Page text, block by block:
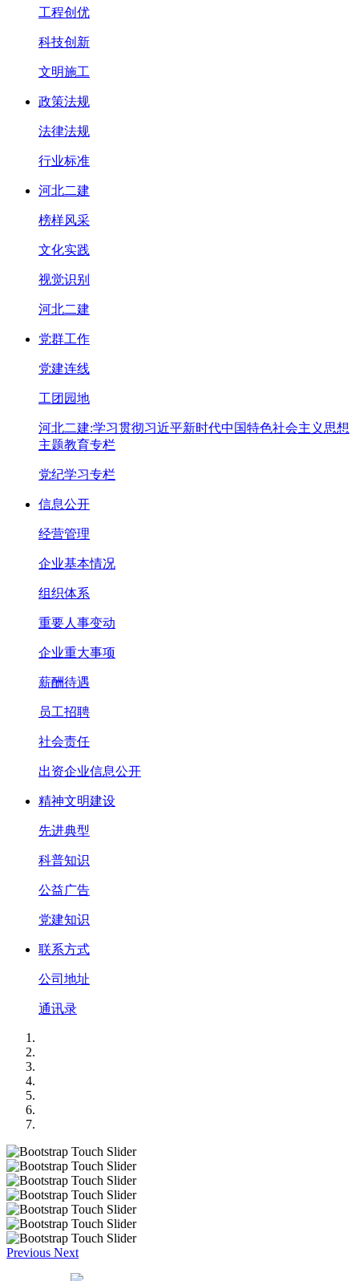
工程创优
科技创新
文明施工
政策法规
法律法规
行业标准
河北二建
榜样风采
文化实践
视觉识别
河北二建
党群工作
党建连线
工团园地
河北二建:学习贯彻习近平新时代中国特色社会主义思想
主题教育专栏
党纪学习专栏
信息公开
经营管理
企业基本情况
组织体系
重要人事变动
企业重大事项
薪酬待遇
员工招聘
社会责任
出资企业信息公开
精神文明建设
先进典型
科普知识
公益广告
党建知识
联系方式
公司地址
通讯录
Previous Next